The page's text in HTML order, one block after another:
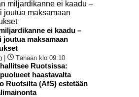
ei kaadu –
joutua maksamaan
| Tänään klo 09:10
Ruotsissa:
haastavalta
Ruotsilta (AfS) estetään